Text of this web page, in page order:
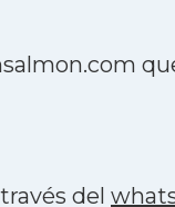
del